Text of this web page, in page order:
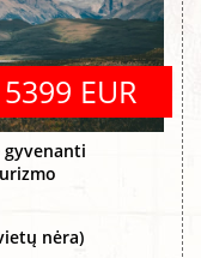
5399 EUR
nėra)